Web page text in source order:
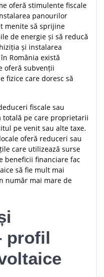
oferă stimulente fiscale
panourilor
menite să sprijine
de energie și să reducă
și instalarea
România există
oferă subvenții
fizice care doresc să
fiscale sau
totală pe care proprietarii
pe venit sau alte taxe.
oferă reduceri sau
care utilizează surse
beneficii financiare fac
să fie mult mai
număr mai mare de
profil